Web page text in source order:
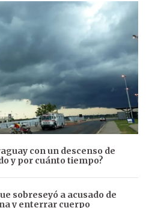
con un descenso de
y por cuánto tiempo?
sobreseyó a acusado de
y enterrar cuerpo